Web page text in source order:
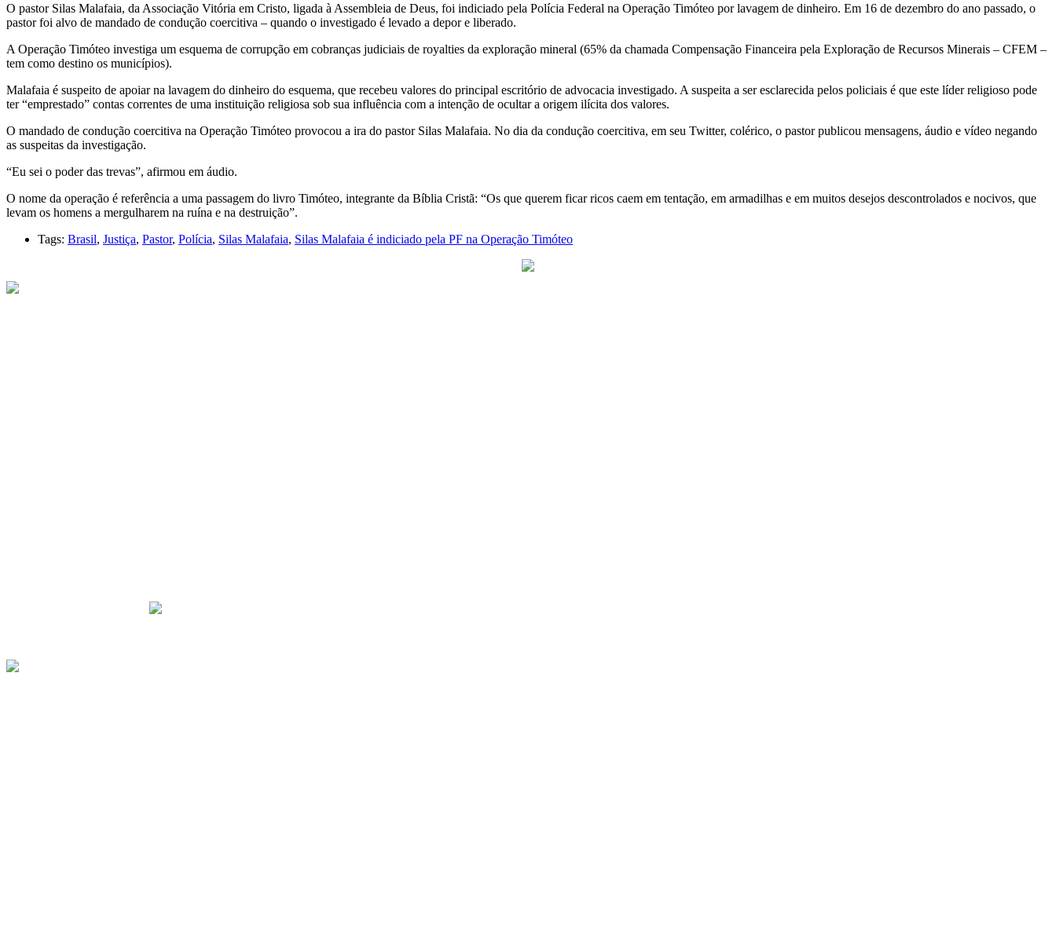
O pastor Silas Malafaia, da Associação Vitória em Cristo, ligada à Assembleia de Deus, foi indiciado pela Polícia Federal na Operação Timóteo por lavagem de dinheiro. Em 16 de dezembro do ano passado, o
pastor foi alvo de mandado de condução coercitiva – quando o investigado é levado a depor e liberado.
A Operação Timóteo investiga um esquema de corrupção em cobranças judiciais de royalties da exploração mineral (65% da chamada Compensação Financeira pela Exploração de Recursos Minerais – CFEM –
tem como destino os municípios).
Malafaia é suspeito de apoiar na lavagem do dinheiro do esquema, que recebeu valores do principal escritório de advocacia investigado. A suspeita a ser esclarecida pelos policiais é que este líder religioso pode
ter “emprestado” contas correntes de uma instituição religiosa sob sua influência com a intenção de ocultar a origem ilícita dos valores.
O mandado de condução coercitiva na Operação Timóteo provocou a ira do pastor Silas Malafaia. No dia da condução coercitiva, em seu Twitter, colérico, o pastor publicou mensagens, áudio e vídeo negando
as suspeitas da investigação.
“Eu sei o poder das trevas”, afirmou em áudio.
O nome da operação é referência a uma passagem do livro Timóteo, integrante da Bíblia Cristã: “Os que querem ficar ricos caem em tentação, em armadilhas e em muitos desejos descontrolados e nocivos, que
levam os homens a mergulharem na ruína e na destruição”.
Tags: Brasil, Justiça, Pastor, Polícia, Silas Malafaia, Silas Malafaia é indiciado pela PF na Operação Timóteo